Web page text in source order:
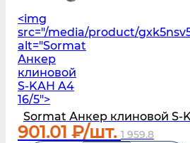
<img
src="/media/product/
alt="Sormat
Анкер
клиновой
S‑KAH A4
16/5">
Sormat Анкер клиновой
901.01 ₽/шт. 1 959.8